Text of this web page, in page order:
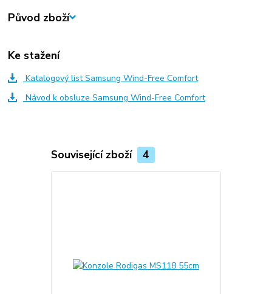
Původ zboží
Ke stažení
Katalogový list Samsung Wind-Free Comfort
Návod k obsluze Samsung Wind-Free Comfort
Související zboží 4